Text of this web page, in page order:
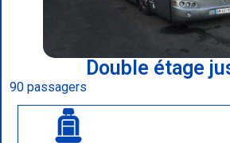
Double étage
90 passagers